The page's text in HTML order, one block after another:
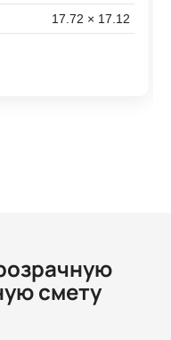
17.72 × 17.12
смету